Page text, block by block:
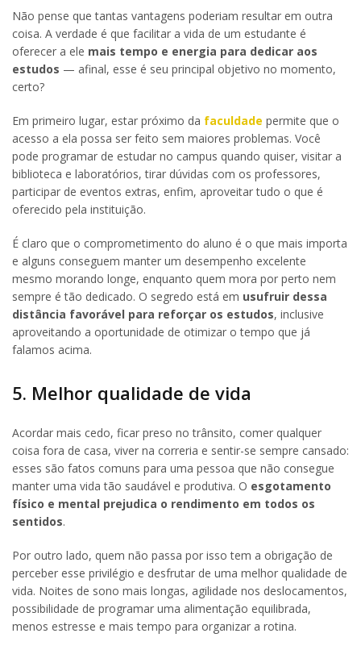
Não pense que tantas vantagens poderiam resultar em outra
coisa. A verdade é que facilitar a vida de um estudante é
oferecer a ele mais tempo e energia para dedicar aos
estudos — afinal, esse é seu principal objetivo no momento,
certo?
Em primeiro lugar, estar próximo da faculdade permite que o
acesso a ela possa ser feito sem maiores problemas. Você
pode programar de estudar no campus quando quiser, visitar a
biblioteca e laboratórios, tirar dúvidas com os professores,
participar de eventos extras, enfim, aproveitar tudo o que é
oferecido pela instituição.
É claro que o comprometimento do aluno é o que mais importa
e alguns conseguem manter um desempenho excelente
mesmo morando longe, enquanto quem mora por perto nem
sempre é tão dedicado. O segredo está em usufruir dessa
distância favorável para reforçar os estudos, inclusive
aproveitando a oportunidade de otimizar o tempo que já
falamos acima.
5. Melhor qualidade de vida
Acordar mais cedo, ficar preso no trânsito, comer qualquer
coisa fora de casa, viver na correria e sentir-se sempre cansado:
esses são fatos comuns para uma pessoa que não consegue
manter uma vida tão saudável e produtiva. O esgotamento
físico e mental prejudica o rendimento em todos os
sentidos.
Por outro lado, quem não passa por isso tem a obrigação de
perceber esse privilégio e desfrutar de uma melhor qualidade de
vida. Noites de sono mais longas, agilidade nos deslocamentos,
possibilidade de programar uma alimentação equilibrada,
menos estresse e mais tempo para organizar a rotina.